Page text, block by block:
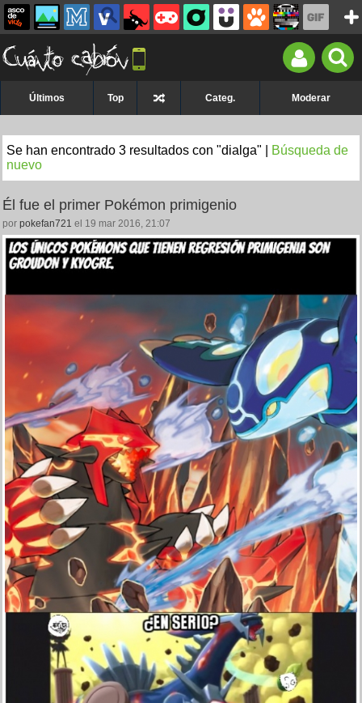
Últimos Top Categ. Moderar
Se han encontrado 3 resultados con "dialga" |
Búsqueda de
nuevo
Él fue el primer Pokémon primigenio
por pokefan721 el 19 mar 2016, 21:07